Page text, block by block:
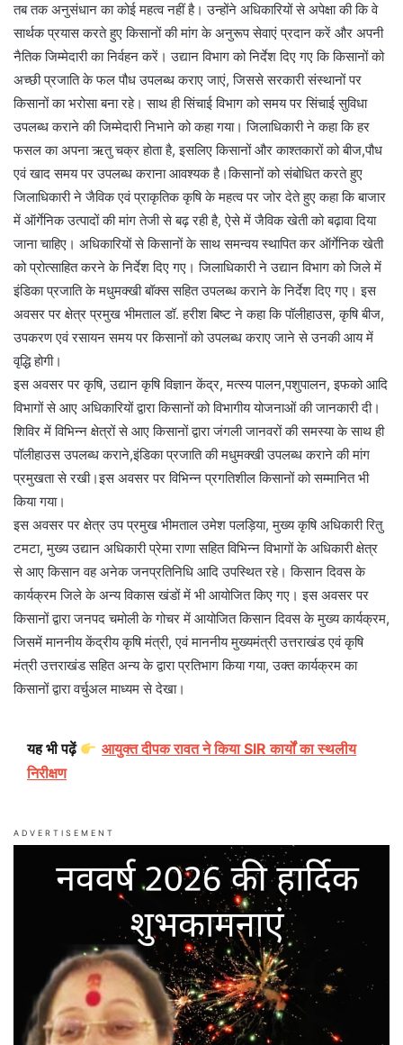
तब तक अनुसंधान का कोई महत्व नहीं है। उन्होंने अधिकारियों से अपेक्षा की कि वे
सार्थक प्रयास करते हुए किसानों की मांग के अनुरूप सेवाएं प्रदान करें और अपनी
नैतिक जिम्मेदारी का निर्वहन करें। उद्यान विभाग को निर्देश दिए गए कि किसानों को
अच्छी प्रजाति के फल पौध उपलब्ध कराए जाएं, जिससे सरकारी संस्थानों पर
किसानों का भरोसा बना रहे। साथ ही सिंचाई विभाग को समय पर सिंचाई सुविधा
उपलब्ध कराने की जिम्मेदारी निभाने को कहा गया। जिलाधिकारी ने कहा कि हर
फसल का अपना ऋतु चक्र होता है, इसलिए किसानों और काश्तकारों को बीज,पौध
एवं खाद समय पर उपलब्ध कराना आवश्यक है।किसानों को संबोधित करते हुए
जिलाधिकारी ने जैविक एवं प्राकृतिक कृषि के महत्व पर जोर देते हुए कहा कि बाजार
में ऑर्गेनिक उत्पादों की मांग तेजी से बढ़ रही है, ऐसे में जैविक खेती को बढ़ावा दिया
जाना चाहिए। अधिकारियों से किसानों के साथ समन्वय स्थापित कर ऑर्गेनिक खेती
को प्रोत्साहित करने के निर्देश दिए गए। जिलाधिकारी ने उद्यान विभाग को जिले में
इंडिका प्रजाति के मधुमक्खी बॉक्स सहित उपलब्ध कराने के निर्देश दिए गए। इस
अवसर पर क्षेत्र प्रमुख भीमताल डॉ. हरीश बिष्ट ने कहा कि पॉलीहाउस, कृषि बीज,
उपकरण एवं रसायन समय पर किसानों को उपलब्ध कराए जाने से उनकी आय में
वृद्धि होगी।
इस अवसर पर कृषि, उद्यान कृषि विज्ञान केंद्र, मत्स्य पालन,पशुपालन, इफको आदि
विभागों से आए अधिकारियों द्वारा किसानों को विभागीय योजनाओं की जानकारी दी।
शिविर में विभिन्न क्षेत्रों से आए किसानों द्वारा जंगली जानवरों की समस्या के साथ ही
पॉलीहाउस उपलब्ध कराने,इंडिका प्रजाति की मधुमक्खी उपलब्ध कराने की मांग
प्रमुखता से रखी।इस अवसर पर विभिन्न प्रगतिशील किसानों को सम्मानित भी
किया गया।
इस अवसर पर क्षेत्र उप प्रमुख भीमताल उमेश पलड़िया, मुख्य कृषि अधिकारी रितु
टमटा, मुख्य उद्यान अधिकारी प्रेमा राणा सहित विभिन्न विभागों के अधिकारी क्षेत्र
से आए किसान वह अनेक जनप्रतिनिधि आदि उपस्थित रहे। किसान दिवस के
कार्यक्रम जिले के अन्य विकास खंडों में भी आयोजित किए गए। इस अवसर पर
किसानों द्वारा जनपद चमोली के गोचर में आयोजित किसान दिवस के मुख्य कार्यक्रम,
जिसमें माननीय केंद्रीय कृषि मंत्री, एवं माननीय मुख्यमंत्री उत्तराखंड एवं कृषि
मंत्री उत्तराखंड सहित अन्य के द्वारा प्रतिभाग किया गया, उक्त कार्यक्रम का
किसानों द्वारा वर्चुअल माध्यम से देखा।
यह भी पढ़ें
आयुक्त दीपक रावत ने किया SIR कार्यों का स्थलीय
निरीक्षण
ADVERTISEMENT